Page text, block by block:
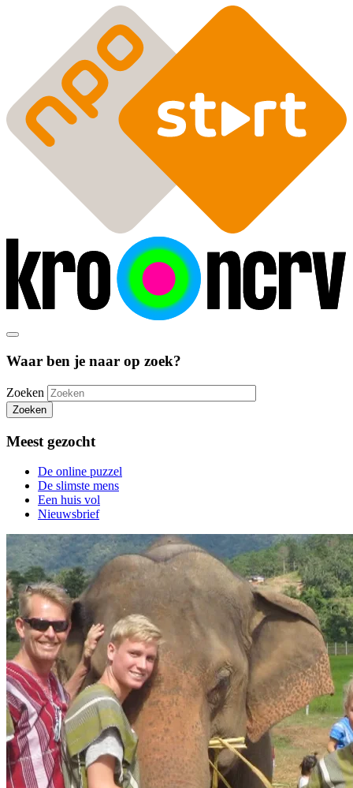
Waar ben je naar op zoek?
Zoeken
Zoeken
Meest gezocht
De online puzzel
De slimste mens
Een huis vol
Nieuwsbrief